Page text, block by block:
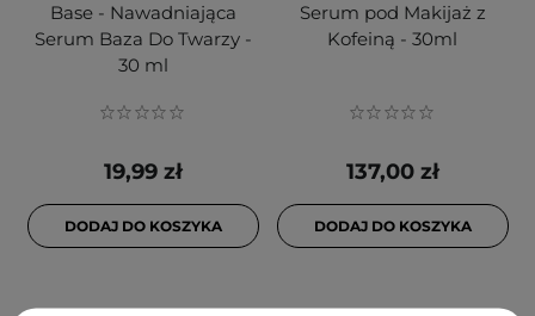
Base - Nawadniająca
Serum Baza Do Twarzy -
30 ml
19,99 zł
DODAJ DO KOSZYKA
Serum pod Makijaż z
Kofeiną - 30ml
137,00 zł
DODAJ DO KOSZYKA